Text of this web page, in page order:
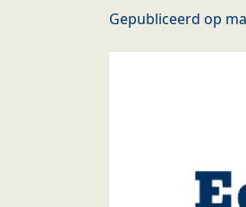
Gepubliceerd op